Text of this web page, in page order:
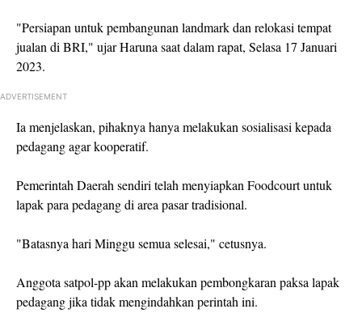
"Persiapan untuk pembangunan landmark dan relokasi tempat
jualan di BRI," ujar Haruna saat dalam rapat, Selasa 17 Januari
2023.
ADVERTISEMENT
Ia menjelaskan, pihaknya hanya melakukan sosialisasi kepada
pedagang agar kooperatif.
Pemerintah Daerah sendiri telah menyiapkan Foodcourt untuk
lapak para pedagang di area pasar tradisional.
"Batasnya hari Minggu semua selesai," cetusnya.
Anggota satpol-pp akan melakukan pembongkaran paksa lapak
pedagang jika tidak mengindahkan perintah ini.